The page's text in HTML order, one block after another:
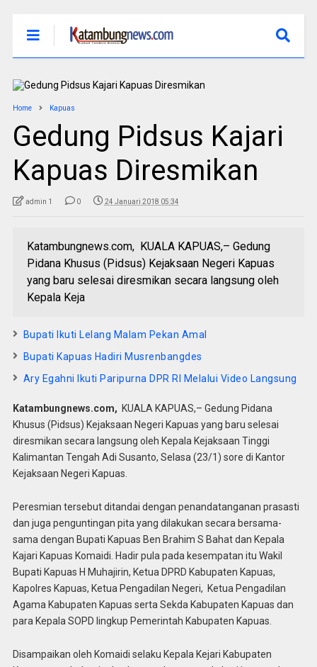
Home Kapuas
Gedung Pidsus Kajari
Kapuas Diresmikan
admin 1 0 24 Januari 2018 05:34
Katambungnews.com, KUALA KAPUAS,– Gedung
Pidana Khusus (Pidsus) Kejaksaan Negeri Kapuas
yang baru selesai diresmikan secara langsung oleh
Kepala Keja
Bupati Ikuti Lelang Malam Pekan Amal
Bupati Kapuas Hadiri Musrenbangdes
Ary Egahni Ikuti Paripurna DPR RI Melalui Video Langsung
Katambungnews.com, KUALA KAPUAS,– Gedung Pidana
Khusus (Pidsus) Kejaksaan Negeri Kapuas yang baru selesai
diresmikan secara langsung oleh Kepala Kejaksaan Tinggi
Kalimantan Tengah Adi Susanto, Selasa (23/1) sore di Kantor
Kejaksaan Negeri Kapuas.
Peresmian tersebut ditandai dengan penandatanganan prasasti
dan juga penguntingan pita yang dilakukan secara bersama-
sama dengan Bupati Kapuas Ben Brahim S Bahat dan Kepala
Kajari Kapuas Komaidi. Hadir pula pada kesempatan itu Wakil
Bupati Kapuas H Muhajirin, Ketua DPRD Kabupaten Kapuas,
Kapolres Kapuas, Ketua Pengadilan Negeri, Ketua Pengadilan
Agama Kabupaten Kapuas serta Sekda Kabupaten Kapuas dan
para Kepala SOPD lingkup Pemerintah Kabupaten Kapuas.
Disampaikan oleh Komaidi selaku Kepala Kejari Kabupaten